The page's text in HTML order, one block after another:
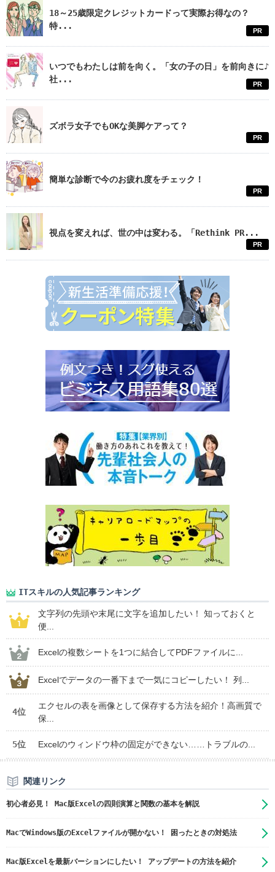
18～25歳限定クレジットカードって実際お得なの？
特...
PR
いつでもわたしは前を向く。「女の子の日」を前向きに♪
社...
PR
ズボラ女子でもOKな美脚ケアって？
PR
簡単な診断で今のお疲れ度をチェック！
PR
視点を変えれば、世の中は変わる。「Rethink PR...
PR
ITスキルの人気記事ランキング
文字列の先頭や末尾に文字を追加したい！ 知っておくと
便...
Excelの複数シートを1つに結合してPDFファイルに...
Excelでデータの一番下まで一気にコピーしたい！ 列...
4位
エクセルの表を画像として保存する方法を紹介！高画質で
保...
5位 Excelのウィンドウ枠の固定ができない……トラブルの...
関連リンク
初心者必見！ Mac版Excelの四則演算と関数の基本を解説
MacでWindows版のExcelファイルが開かない！ 困ったときの対処法
Mac版Excelを最新バーションにしたい！ アップデートの方法を紹介